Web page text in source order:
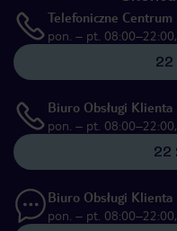
Telefoniczne Centrum
pon. – pt.
22
Biuro Obsługi Klienta
pon. – pt.
22
Biuro Obsługi Klienta
pon. – pt.